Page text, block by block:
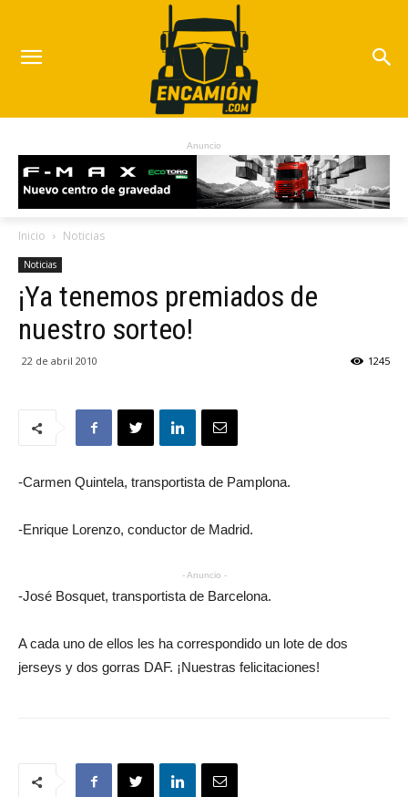
Anuncio
Inicio Noticias
Noticias
¡Ya tenemos premiados de
nuestro sorteo!
22 de abril 2010 1245
-Carmen Quintela, transportista de Pamplona.
-Enrique Lorenzo, conductor de Madrid.
- Anuncio -
-José Bosquet, transportista de Barcelona.
A cada uno de ellos les ha correspondido un lote de dos
jerseys y dos gorras DAF. ¡Nuestras felicitaciones!